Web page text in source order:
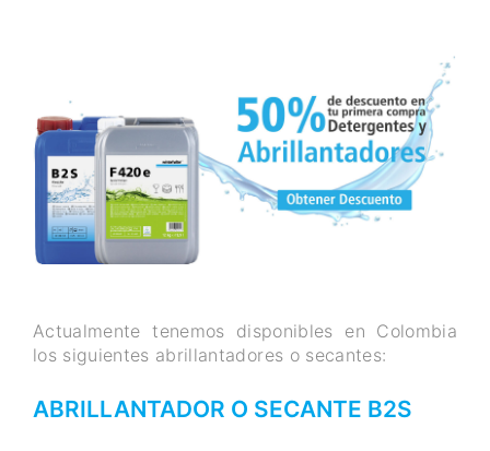
Actualmente tenemos disponibles en Colombia
los siguientes abrillantadores o secantes:
ABRILLANTADOR O SECANTE B2S